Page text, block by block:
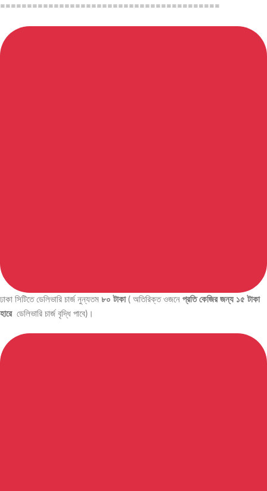
=========================================
ঢাকা সিটিতে ডেলিভারি চার্জ নুন্যতম ৮০ টাকা( অতিরিক্ত ওজনে প্রতি কেজির জন্য ১৫ টাকা
হারে ডেলিভারি চার্জ বৃদ্ধি পাবে)।